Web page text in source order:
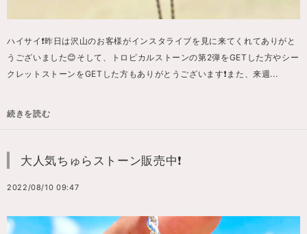
ハイサイ❗️昨日は沢山のお客様がインスタライブを見に来てくれてありがと
うございました😊そして、トロピカルストーンの第2弾をGETした方やシー
クレットストーンをGETした方もありがとうございます❗️また、来週...
続きを読む
大人気ちゅらストーン販売中❗️
2022/08/10 09:47